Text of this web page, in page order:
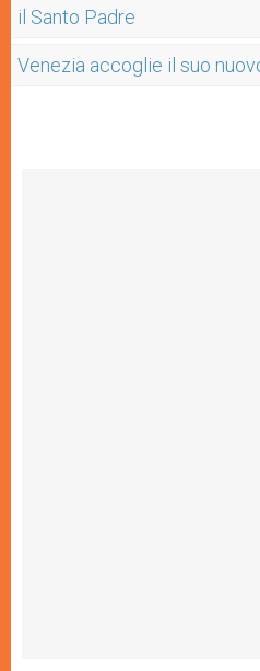
il Santo Padre
Venezia accoglie il suo